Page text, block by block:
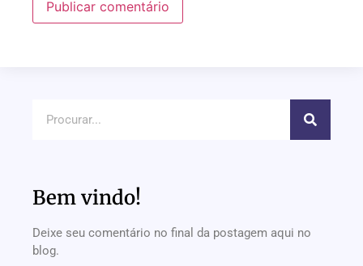
Bem vindo!
Deixe seu comentário no final da postagem aqui no
blog.